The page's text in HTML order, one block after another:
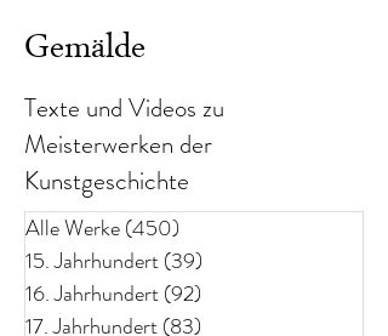
Gemälde
Texte und Videos zu
Meisterwerken der
Kunstgeschichte
Alle Werke(450)
15. Jahrhundert(39)
16. Jahrhundert(92)
17. Jahrhundert(83)